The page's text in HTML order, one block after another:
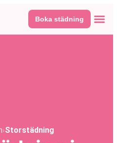
Boka städning
›Storstädning